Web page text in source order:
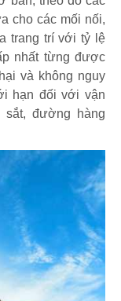
cho các mối nối,
trang trí với tỷ lệ
nhất từng được
và không nguy
hạn đối với vận
đường hàng